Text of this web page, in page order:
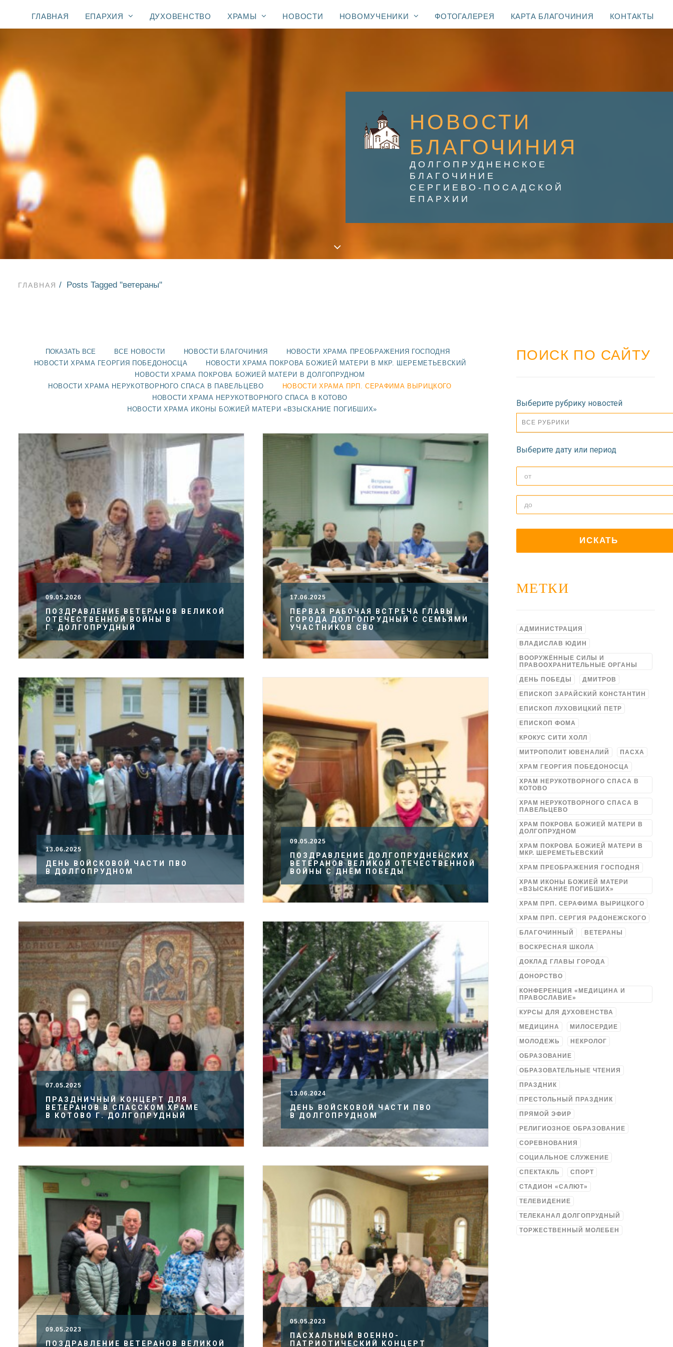
ГЛАВНАЯ ЕПАРХИЯ ДУХОВЕНСТВО ХРАМЫ НОВОСТИ НОВОМУЧЕНИКИ ФОТОГАЛЕРЕЯ КАРТА БЛАГОЧИНИЯ КОНТАКТЫ
НОВОСТИ
БЛАГОЧИНИЯ
ДОЛГОПРУДНЕНСКОЕ
БЛАГОЧИНИЕ
СЕРГИЕВО-ПОСАДСКОЙ
ЕПАРХИИ
ГЛАВНАЯ Posts Tagged "ветераны"
ПОКАЗАТЬ ВСЕ ВСЕ НОВОСТИ НОВОСТИ БЛАГОЧИНИЯ
НОВОСТИ ХРАМА ПРЕОБРАЖЕНИЯ ГОСПОДНЯ
НОВОСТИ ХРАМА ГЕОРГИЯ ПОБЕДОНОСЦА
НОВОСТИ ХРАМА ПОКРОВА БОЖИЕЙ МАТЕРИ В МКР. ШЕРЕМЕТЬЕВСКИЙ
НОВОСТИ ХРАМА ПОКРОВА БОЖИЕЙ МАТЕРИ В ДОЛГОПРУДНОМ
НОВОСТИ ХРАМА НЕРУКОТВОРНОГО СПАСА В ПАВЕЛЬЦЕВО
НОВОСТИ ХРАМА ПРП. СЕРАФИМА ВЫРИЦКОГО
НОВОСТИ ХРАМА НЕРУКОТВОРНОГО СПАСА В КОТОВО
НОВОСТИ ХРАМА ИКОНЫ БОЖИЕЙ МАТЕРИ «ВЗЫСКАНИЕ ПОГИБШИХ»
09.05.2026
ПОЗДРАВЛЕНИЕ ВЕТЕРАНОВ ВЕЛИКОЙ
ОТЕЧЕСТВЕННОЙ ВОЙНЫ В
Г. ДОЛГОПРУДНЫЙ
17.06.2025
ПЕРВАЯ РАБОЧАЯ ВСТРЕЧА ГЛАВЫ
ГОРОДА ДОЛГОПРУДНЫЙ С СЕМЬЯМИ
УЧАСТНИКОВ СВО
13.06.2025
ДЕНЬ ВОЙСКОВОЙ ЧАСТИ ПВО
В ДОЛГОПРУДНОМ
09.05.2025
ПОЗДРАВЛЕНИЕ ДОЛГОПРУДНЕНСКИХ
ВЕТЕРАНОВ ВЕЛИКОЙ ОТЕЧЕСТВЕННОЙ
ВОЙНЫ С ДНЁМ ПОБЕДЫ
07.05.2025
ПРАЗДНИЧНЫЙ КОНЦЕРТ ДЛЯ
ВЕТЕРАНОВ В СПАССКОМ ХРАМЕ
В КОТОВО Г. ДОЛГОПРУДНЫЙ
13.06.2024
ДЕНЬ ВОЙСКОВОЙ ЧАСТИ ПВО
В ДОЛГОПРУДНОМ
09.05.2023
ПОЗДРАВЛЕНИЕ ВЕТЕРАНОВ ВЕЛИКОЙ
05.05.2023
ПАСХАЛЬНЫЙ ВОЕННО-
ПАТРИОТИЧЕСКИЙ КОНЦЕРТ
ПОИСК ПО САЙТУ
Выберите рубрику новостей
ВСЕ РУБРИКИ
Выберите дату или период
МЕТКИ
АДМИНИСТРАЦИЯ
ВЛАДИСЛАВ ЮДИН
ВООРУЖЁННЫЕ СИЛЫ И
ПРАВООХРАНИТЕЛЬНЫЕ ОРГАНЫ
ДЕНЬ ПОБЕДЫ ДМИТРОВ
ЕПИСКОП ЗАРАЙСКИЙ КОНСТАНТИН
ЕПИСКОП ЛУХОВИЦКИЙ ПЕТР
ЕПИСКОП ФОМА
КРОКУС СИТИ ХОЛЛ
МИТРОПОЛИТ ЮВЕНАЛИЙ ПАСХА
ХРАМ ГЕОРГИЯ ПОБЕДОНОСЦА
ХРАМ НЕРУКОТВОРНОГО СПАСА В
КОТОВО
ХРАМ НЕРУКОТВОРНОГО СПАСА В
ПАВЕЛЬЦЕВО
ХРАМ ПОКРОВА БОЖИЕЙ МАТЕРИ В
ДОЛГОПРУДНОМ
ХРАМ ПОКРОВА БОЖИЕЙ МАТЕРИ В
МКР. ШЕРЕМЕТЬЕВСКИЙ
ХРАМ ПРЕОБРАЖЕНИЯ ГОСПОДНЯ
ХРАМ ИКОНЫ БОЖИЕЙ МАТЕРИ
«ВЗЫСКАНИЕ ПОГИБШИХ»
ХРАМ ПРП. СЕРАФИМА ВЫРИЦКОГО
ХРАМ ПРП. СЕРГИЯ РАДОНЕЖСКОГО
БЛАГОЧИННЫЙ ВЕТЕРАНЫ
ВОСКРЕСНАЯ ШКОЛА
ДОКЛАД ГЛАВЫ ГОРОДА
ДОНОРСТВО
КОНФЕРЕНЦИЯ «МЕДИЦИНА И
ПРАВОСЛАВИЕ»
КУРСЫ ДЛЯ ДУХОВЕНСТВА
МЕДИЦИНА МИЛОСЕРДИЕ
МОЛОДЕЖЬ НЕКРОЛОГ
ОБРАЗОВАНИЕ
ОБРАЗОВАТЕЛЬНЫЕ ЧТЕНИЯ
ПРАЗДНИК
ПРЕСТОЛЬНЫЙ ПРАЗДНИК
ПРЯМОЙ ЭФИР
РЕЛИГИОЗНОЕ ОБРАЗОВАНИЕ
СОРЕВНОВАНИЯ
СОЦИАЛЬНОЕ СЛУЖЕНИЕ
СПЕКТАКЛЬ СПОРТ
СТАДИОН «САЛЮТ»
ТЕЛЕВИДЕНИЕ
ТЕЛЕКАНАЛ ДОЛГОПРУДНЫЙ
ТОРЖЕСТВЕННЫЙ МОЛЕБЕН